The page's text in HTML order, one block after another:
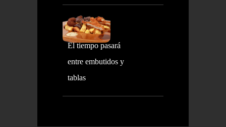
El tiempo pasará
entre embutidos y
tablas